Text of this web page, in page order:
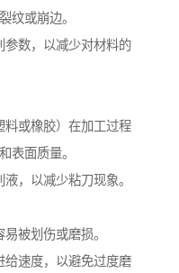
纹或崩边。
数，以减少对材料的
或橡胶）在加工过程
表面质量。
，以减少粘刀现象。
被划伤或磨损。
速度，以避免过度磨